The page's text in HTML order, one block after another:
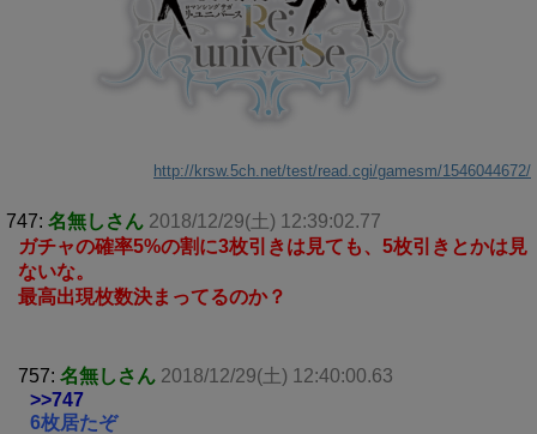
http://krsw.5ch.net/test/read.cgi/gamesm/1546044672/
747: 名無しさん 2018/12/29(土) 12:39:02.77
ガチャの確率5%の割に3枚引きは見ても、5枚引きとかは見
ないな。
最高出現枚数決まってるのか？
757: 名無しさん 2018/12/29(土) 12:40:00.63
>>747
6枚居たぞ